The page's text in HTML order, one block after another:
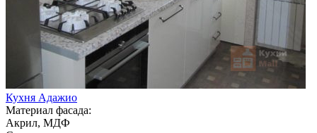
Кухня Адажио
Материал фасада:
Акрил, МДФ